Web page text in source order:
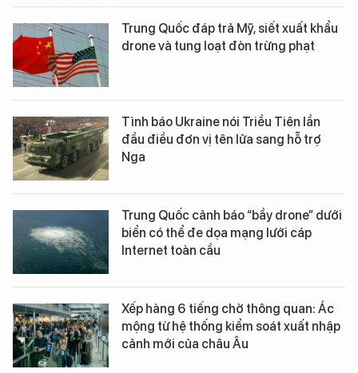
Trung Quốc đáp trả Mỹ, siết xuất khẩu
drone và tung loạt đòn trừng phạt
Tình báo Ukraine nói Triều Tiên lần
đầu điều đơn vị tên lửa sang hỗ trợ
Nga
Trung Quốc cảnh báo “bầy drone” dưới
biển có thể đe dọa mạng lưới cáp
Internet toàn cầu
Xếp hàng 6 tiếng chờ thông quan: Ác
mộng từ hệ thống kiểm soát xuất nhập
cảnh mới của châu Âu